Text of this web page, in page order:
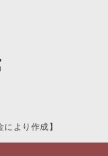
より作成】